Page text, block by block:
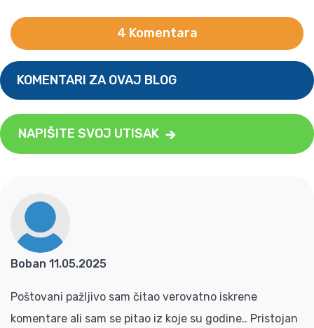
4 Komentara
KOMENTARI ZA OVAJ BLOG
NAPIŠITE SVOJ UTISAK
Boban 11.05.2025
Poštovani pažljivo sam čitao verovatno iskrene
komentare ali sam se pitao iz koje su godine.. Pristojan